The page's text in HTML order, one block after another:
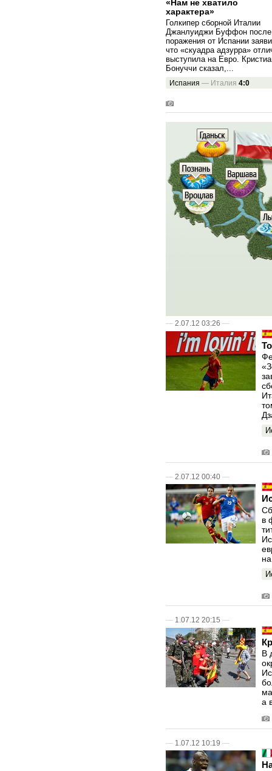
«Нам не хватило
характера»
Голкипер сборной Италии
Джанлуиджи Буффон после
поражения от Испании
что «скуадра адзурра»
выступила на Евро.
Бонуччи сказал,...
Испания — Италия 4:0
— 2.07.12 03:26 —
— 2.07.12 00:40 —
в
— 1.07.12 20:15 —
В
а
— 1.07.12 10:19 —